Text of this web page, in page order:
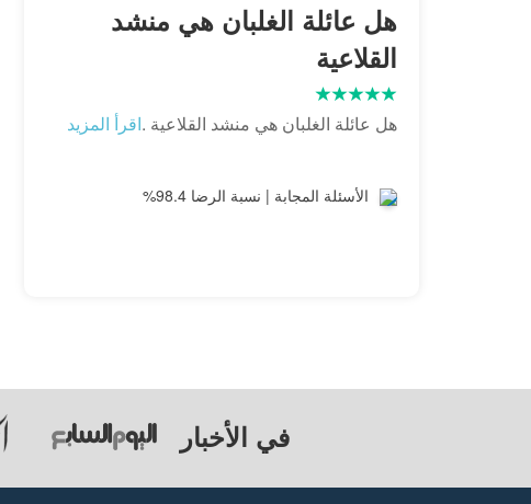
هل عائلة الغلبان هي منشد
القلاعية
هل عائلة الغلبان هي منشد القلاعية .اقرأ المزيد
الأسئلة المجابة | نسبة الرضا 98.4%
في الأخبار